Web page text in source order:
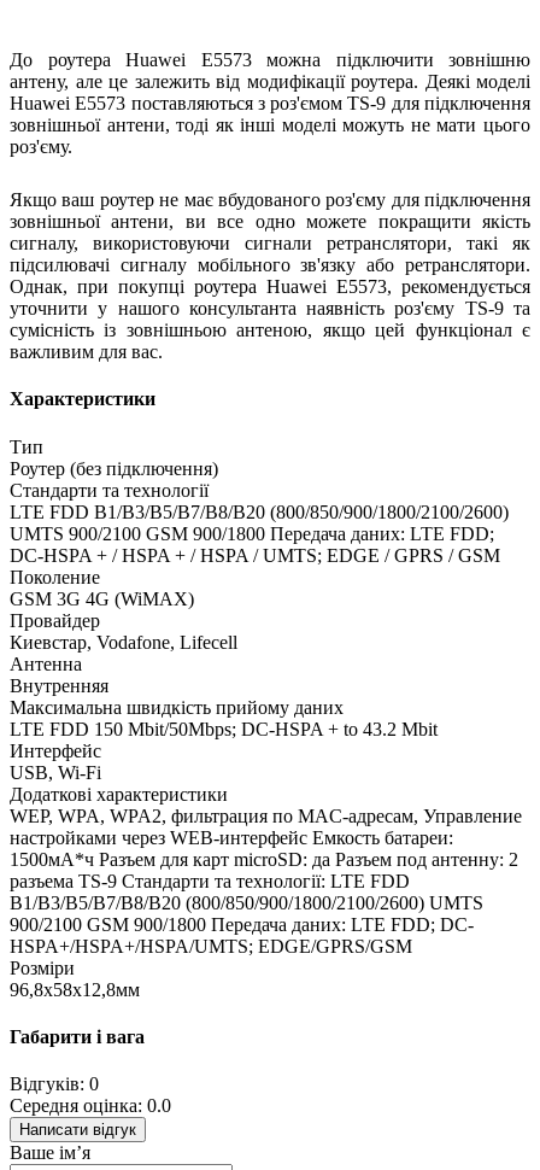
До роутера Huawei E5573 можна підключити зовнішню
антену, але це залежить від модифікації роутера. Деякі моделі
Huawei E5573 поставляються з роз'ємом TS-9 для підключення
зовнішньої антени, тоді як інші моделі можуть не мати цього
роз'єму.
Якщо ваш роутер не має вбудованого роз'єму для підключення
зовнішньої антени, ви все одно можете покращити якість
сигналу, використовуючи сигнали ретранслятори, такі як
підсилювачі сигналу мобільного зв'язку або ретранслятори.
Однак, при покупці роутера Huawei E5573, рекомендується
уточнити у нашого консультанта наявність роз'єму TS-9 та
сумісність із зовнішньою антеною, якщо цей функціонал є
важливим для вас.
Характеристики
Тип
Роутер (без підключення)
Стандарти та технології
LTE FDD B1/B3/B5/B7/B8/B20 (800/850/900/1800/2100/2600)
UMTS 900/2100 GSM 900/1800 Передача даних: LTE FDD;
DC-HSPA + / HSPA + / HSPA / UMTS; EDGE / GPRS / GSM
Поколение
GSM 3G 4G (WiMAX)
Провайдер
Киевстар, Vodafone, Lifecell
Антенна
Внутренняя
Максимальна швидкість прийому даних
LTE FDD 150 Mbit/50Mbps; DC-HSPA + to 43.2 Mbit
Интерфейс
USB, Wi-Fi
Додаткові характеристики
WEP, WPA, WPA2, фильтрация по MAC-адресам, Управление
настройками через WEB-интерфейс Емкость батареи:
1500мА*ч Разъем для карт microSD: да Разъем под антенну: 2
разъема TS-9 Стандарти та технології: LTE FDD
B1/B3/B5/B7/B8/B20 (800/850/900/1800/2100/2600) UMTS
900/2100 GSM 900/1800 Передача даних: LTE FDD; DC-
HSPA+/HSPA+/HSPA/UMTS; EDGE/GPRS/GSM
Розміри
96,8х58х12,8мм
Габарити і вага
Відгуків: 0
Середня оцінка: 0.0
Написати відгук
Ваше ім’я